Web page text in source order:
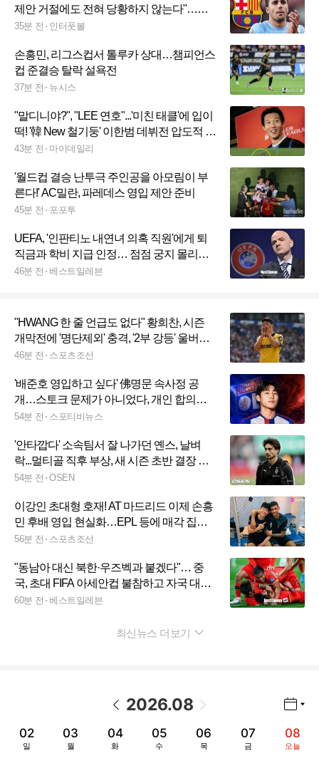
제안 거절에도 전혀 당황하지 않는다"…바
르셀로나, 맨시티에 상향 제안 예정
35분 전 인터풋볼
손흥민, 리그스컵서 톨루카 상대…챔피언스
컵 준결승 탈락 설욕전
37분 전 뉴시스
"말디니야?", "LEE 연호"...'미친 태클'에 입이
떡! '韓 New 철기둥' 이한범 데뷔전 압도적 활
약→첫 경기부터 클럽 브뤼헤 감독+팬 사로
43분 전 마이데일리
'월드컵 결승 난투극 주인공을 아모림이 부
른다!' AC밀란, 파레데스 영입 제안 준비
45분 전 포포투
UEFA, '인판티노 내연녀 의혹 직원'에게 퇴
직금과 학비 지급 인정… 점점 궁지 몰리는
FIFA 수장
46분 전 베스트일레븐
"HWANG 한 줄 언급도 없다" 황희찬, 시즌
개막전에 '명단제외' 충격, '2부 강등' 울버햄
튼 작별 시그널인가
46분 전 스포츠조선
'배준호 영입하고 싶다' 佛명문 속사정 공
개…스토크 문제가 아니었다, 개인 합의에
도 재정난에 협상 '올스톱'→"리옹 선수 팔아
54분 전 스포티비뉴스
'안타깝다' 소속팀서 잘 나가던 옌스, 날벼
락...멀티골 직후 부상, 새 시즌 초반 결장 유
력
54분 전 OSEN
이강인 초대형 호재! AT 마드리드 이제 손흥
민 후배 영입 현실화…EPL 등에 매각 집중
→이적료 확보 목적
56분 전 스포츠조선
"동남아 대신 북한·우즈벡과 붙겠다"… 중
국, 초대 FIFA 아세안컵 불참하고 자국 대회
집중
60분 전 베스트일레븐
최신뉴스 더보기
2026.08
02
일
03
월
04
화
05
수
06
목
07
금
08
오늘